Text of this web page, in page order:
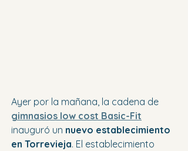
Ayer por la mañana, la cadena de
gimnasios low cost Basic-Fit
inauguró un nuevo establecimiento
en Torrevieja. El establecimiento